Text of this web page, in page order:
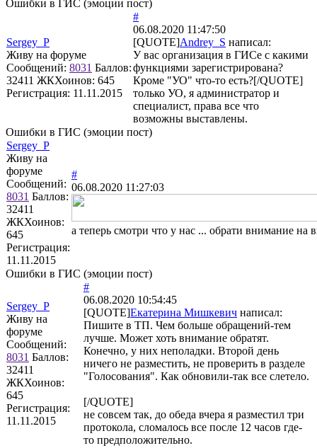
Ошибки в ГИС (эмоции пост)
Sergey_P
Живу на форуме
Сообщений: 8031 Баллов:
32411 ЖКХоинов: 645
Регистрация: 11.11.2015
#
06.08.2020 11:47:50
[QUOTE]Andrey_S написал:
У вас организация в ГИСе с какими
функциями зарегистрирована?
Кроме "УО" что-то есть?[/QUOTE]
только УО, я администратор и
специалист, права все что
возможны выставлены.
Ошибки в ГИС (эмоции пост)
Sergey_P
Живу на
форуме
Сообщений:
8031 Баллов:
32411
ЖКХоинов:
645
Регистрация:
11.11.2015
#
06.08.2020 11:27:03
а теперь смотри что у нас ... обрати внимание на
Ошибки в ГИС (эмоции пост)
Sergey_P
Живу на
форуме
Сообщений:
8031 Баллов:
32411
ЖКХоинов:
645
Регистрация:
11.11.2015
#
06.08.2020 10:54:45
[QUOTE]Екатерина Мишкевич написал:
Пишите в ТП. Чем больше обращений-тем
лучше. Может хоть внимание обратят.
Конечно, у них неполадки. Второй день
ничего не разместить, не проверить в разделе
"Голосования". Как обновили-так все слетело.
[/QUOTE]
не совсем так, до обеда вчера я разместил три
протокола, сломалось все после 12 часов где-
то предположительно.